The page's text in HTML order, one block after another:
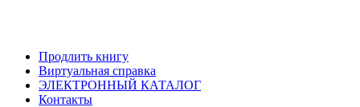
Продлить книгу
Виртуальная справка
ЭЛЕКТРОННЫЙ КАТАЛОГ
Контакты